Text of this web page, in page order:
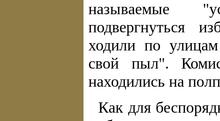
называемые
подвергнуться
ходили по
свой пыл".
находились на
Как для